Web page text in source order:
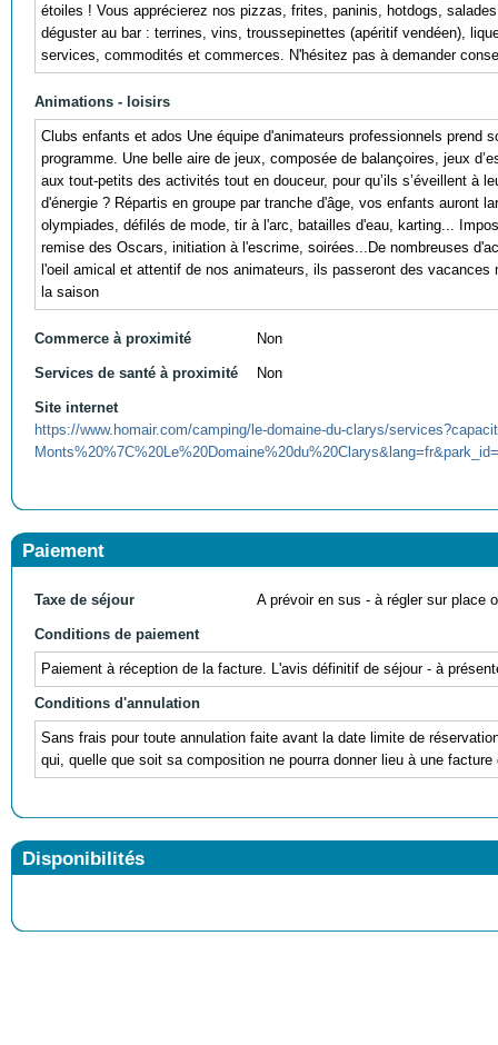
étoiles ! Vous apprécierez nos pizzas, frites, paninis, hotdogs,
déguster au bar : terrines, vins, troussepinettes (apéritif vendéen),
services, commodités et commerces. N'hésitez pas à demander
Animations - loisirs
Clubs enfants et ados Une équipe d'animateurs professionnels
programme. Une belle aire de jeux, composée de balançoires, jeux
aux tout-petits des activités tout en douceur, pour qu’ils s’éveillent à
d'énergie ? Répartis en groupe par tranche d'âge, vos enfants auront
olympiades, défilés de mode, tir à l'arc, batailles d'eau, karting...
remise des Oscars, initiation à l'escrime, soirées...De nombreuses
l'oeil amical et attentif de nos animateurs, ils passeront des
la saison
Commerce à proximité Non
Services de santé à proximité Non
Site internet
https://www.homair.com/camping/le-domaine-du-clarys/
Paiement
Taxe de séjour A prévoir en sus - à régler sur place
Conditions de paiement
Paiement à réception de la facture. L'avis définitif de séjour - à
Conditions d'annulation
Sans frais pour toute annulation faite avant la date limite de
qui, quelle que soit sa composition ne pourra donner lieu à une
Disponibilités